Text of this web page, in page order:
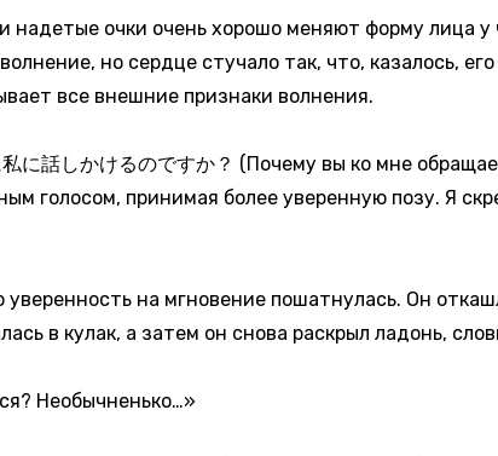
надетые очки очень хорошо меняют форму лица у
но сердце стучало так, что, казалось,
все внешние признаки волнения.
に話しかけるのですか？ (Почему вы ко мне
голосом, принимая более уверенную позу. Я
уверенность на мгновение пошатнулась. Он
в кулак, а затем он снова раскрыл ладонь,
Необычненько…»